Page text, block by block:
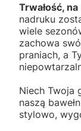
Trwałość,
nadruku
wiele
zachowa
praniach, a
Niech Twoja
naszą
stylowo,